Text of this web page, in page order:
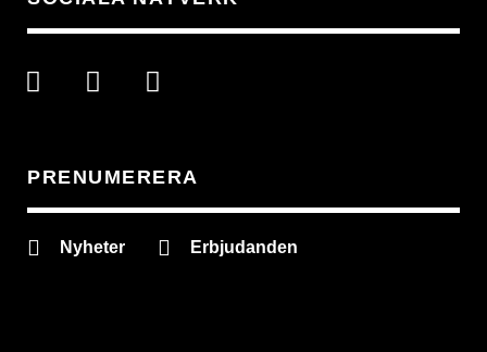
PRENUMERERA
Nyheter Erbjudanden